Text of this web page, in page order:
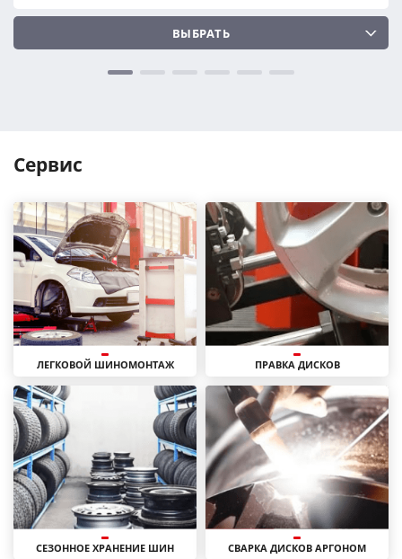
ВЫБРАТЬ
Сервис
ЛЕГКОВОЙ ШИНОМОНТАЖ ПРАВКА ДИСКОВ
СЕЗОННОЕ ХРАНЕНИЕ ШИН СВАРКА ДИСКОВ АРГОНОМ